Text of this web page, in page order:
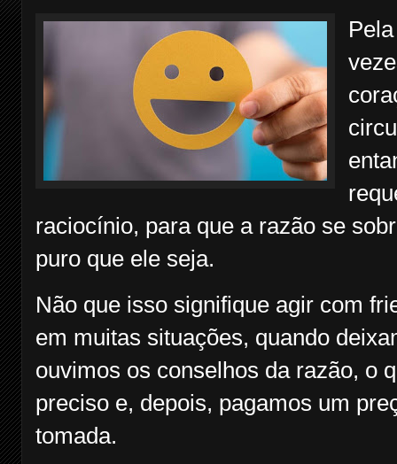
raciocínio, para que a razão se
puro que ele seja.
Não que isso signifique agir com
em muitas situações, quando
ouvimos os conselhos da razão, o
preciso e, depois, pagamos um
tomada.